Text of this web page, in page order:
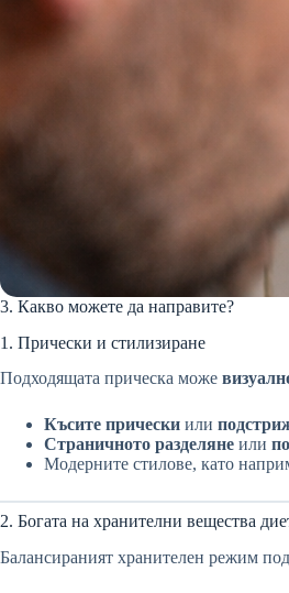
3. Какво можете да направите?
1. Прически и стилизиране
Подходящата прическа може
Късите прически или
Страничното разделяне или
Модерните стилове, като
2. Богата на хранителни вещества
Балансираният хранителен режим